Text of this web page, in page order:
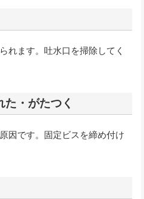
れます。吐水口を掃除してく
た・がたつく
因です。固定ビスを締め付け